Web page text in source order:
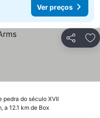
Ver preços
Partilhar
pedra do século XVII
a 12.1 km de Box